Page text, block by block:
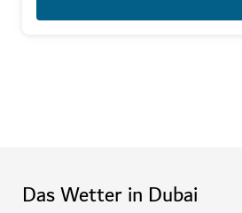
Das Wetter in Dubai